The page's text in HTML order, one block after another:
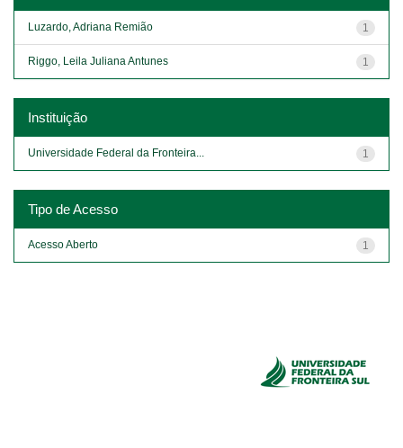
1
Luzardo, Adriana Remião
1
Riggo, Leila Juliana Antunes
Instituição
1
Universidade Federal da Fronteira...
Tipo de Acesso
1
Acesso Aberto